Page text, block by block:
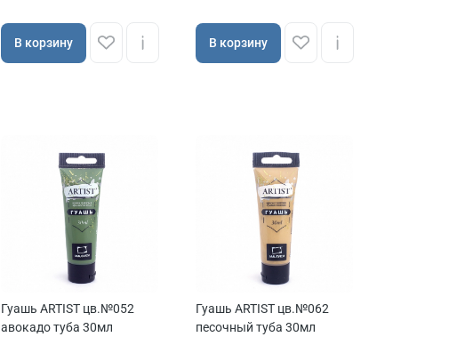
В корзину В корзину
Гуашь ARTIST цв.№052
авокадо туба 30мл
Гуашь ARTIST цв.№062
песочный туба 30мл